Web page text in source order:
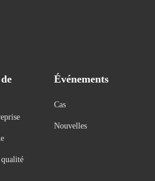
Événements
Cas
Nouvelles